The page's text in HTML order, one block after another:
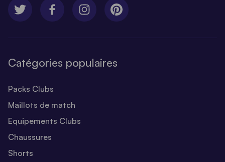
Catégories populaires
Packs Clubs
Maillots de match
Equipements Clubs
Chaussures
Shorts